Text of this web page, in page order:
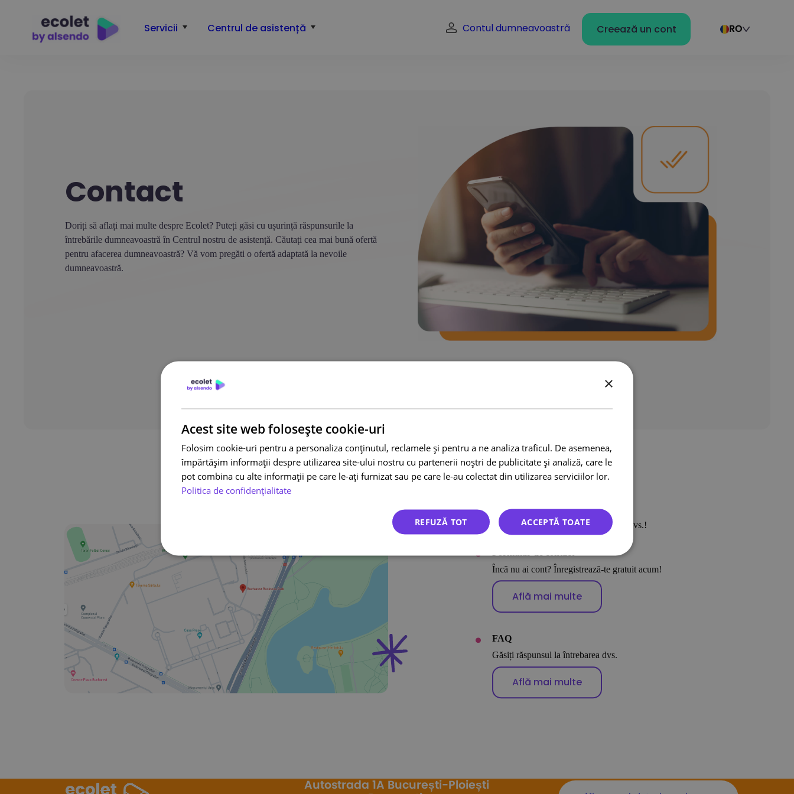
Contul dumneavoastră Creează un cont RO
Servicii Centrul de asistență
Contact
Doriți să aflați mai multe despre Ecolet? Puteți găsi cu ușurință răspunsurile la
întrebările dumneavoastră în Centrul nostru de asistență. Căutați cea mai bună ofertă
pentru afacerea dumneavoastră? Vă vom pregăti o ofertă adaptată la nevoile
dumneavoastră.
Departamentul de vânzări
Cea mai buna oferta pentru afacerea dvs.!
Încă nu ai cont? Înregistrează-te gratuit acum!
Află mai multe
FAQ
Găsiți răspunsul la întrebarea dvs.
Află mai multe
Autostrada 1A București-Ploiești
×
Acest site web folosește cookie-uri
Folosim cookie-uri pentru a personaliza conținutul, reclamele și pentru a ne analiza traficul. De asemenea,
împărtășim informații despre utilizarea site-ului nostru cu partenerii noștri de publicitate și analiză, care le
pot combina cu alte informații pe care le-ați furnizat sau pe care le-au colectat din utilizarea serviciilor lor.
Politica de confidențialitate
ACCEPTĂ TOATE
REFUZĂ TOT